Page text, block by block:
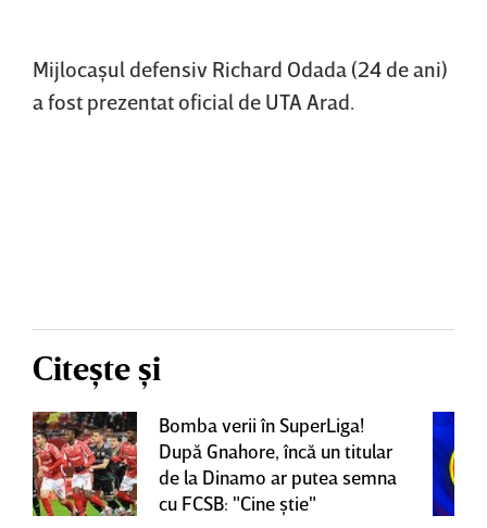
Mijlocaşul defensiv Richard Odada (24 de ani)
a fost prezentat oficial de UTA Arad.
Citește și
Bomba verii în SuperLiga!
După Gnahore, încă un titular
de la Dinamo ar putea semna
cu FCSB: "Cine ştie"